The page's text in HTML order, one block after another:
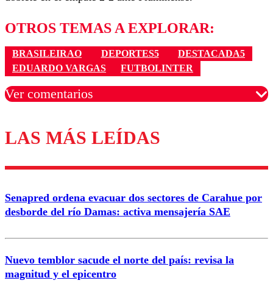
OTROS TEMAS A EXPLORAR:
BRASILEIRAO DEPORTES5
DESTACADA5
EDUARDO VARGAS
FUTBOLINTER
Ver comentarios
Los comentarios son moderados para garantizar un
diálogo respetuoso.
Nombre
Correo
LAS MÁS LEÍDAS
Senapred ordena evacuar dos sectores de Carahue por
desborde del río Damas: activa mensajería SAE
Nuevo temblor sacude el norte del país: revisa la
magnitud y el epicentro